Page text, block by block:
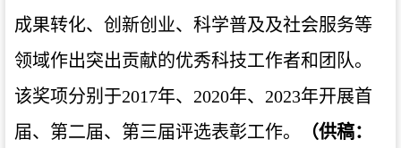
成果转化、创新创业、科学普及及社会服务等
领域作出突出贡献的优秀科技工作者和团队。
该奖项分别于2017年、2020年、2023年开展首
届、第二届、第三届评选表彰工作。
（供稿：